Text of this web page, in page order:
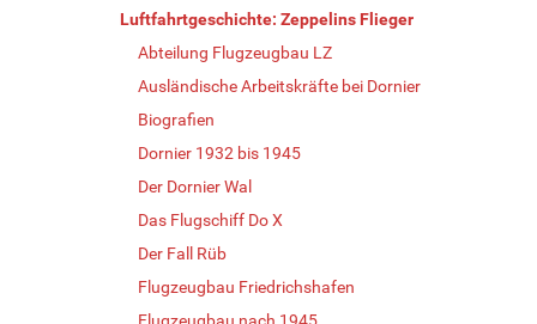
Luftfahrtgeschichte: Zeppelins Flieger
Abteilung Flugzeugbau LZ
Ausländische Arbeitskräfte bei Dornier
Biografien
Dornier 1932 bis 1945
Der Dornier Wal
Das Flugschiff Do X
Der Fall Rüb
Flugzeugbau Friedrichshafen